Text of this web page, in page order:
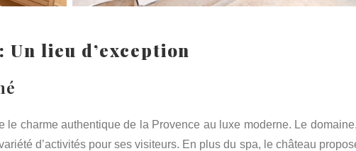
Un lieu d’exception
le charme authentique de la Provence au luxe moderne. Le
d’activités pour ses visiteurs. En plus du spa, le château